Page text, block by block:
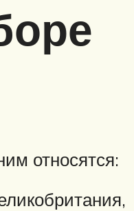
относятся: